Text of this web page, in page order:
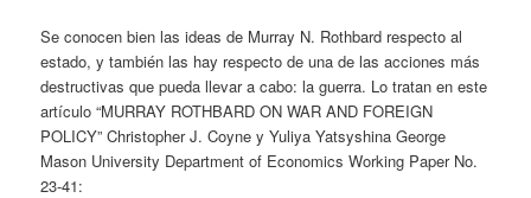
Se conocen bien las ideas de Murray N. Rothbard respecto al
estado, y también las hay respecto de una de las acciones más
destructivas que pueda llevar a cabo: la guerra. Lo tratan en este
artículo “MURRAY ROTHBARD ON WAR AND FOREIGN
POLICY” Christopher J. Coyne y Yuliya Yatsyshina George
Mason University Department of Economics Working Paper No.
23-41: